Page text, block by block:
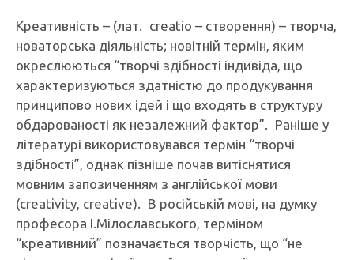
Креативність – (лат. creatio – створення) – творча,
новаторська діяльність; новітній термін, яким
окреслюються “творчі здібності індивіда, що
характеризуються здатністю до продукування
принципово нових ідей і що входять в структуру
обдарованості як незалежний фактор”. Раніше у
літературі використовувався термін “творчі
здібності”, однак пізніше почав витіснятися
мовним запозиченням з англійської мови
(creativity, creative). В російській мові, на думку
професора І.Мілославського, терміном
“креативний” позначається творчість, що “не